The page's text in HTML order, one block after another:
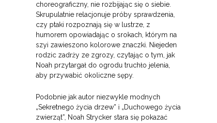
choreograficzny, nie rozbijając się o siebie.
Skrupulatnie relacjonuje próby sprawdzenia,
czy ptaki rozpoznają się w lustrze, z
humorem opowiadając o srokach, którym na
szyi zawieszono kolorowe znaczki. Niejeden
rodzic zadrży ze zgrozy, czytając o tym, jak
Noah przytargał do ogrodu truchło jelenia,
aby przywabić okoliczne sępy.
Podobnie jak autor niezwykle modnych
„Sekretnego życia drzew” i „Duchowego życia
zwierząt”, Noah Strycker stara się pokazać